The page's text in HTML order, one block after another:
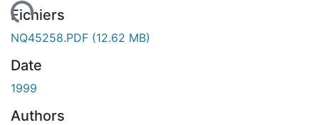
Fichiers
NQ45258.PDF (12.62 MB)
Date
1999
Authors